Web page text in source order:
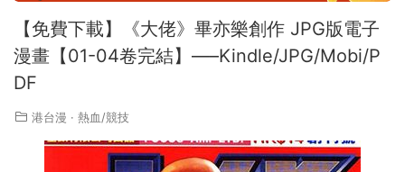
【免費下載】《大佬》畢亦樂創作 JPG版電子
漫畫【01-04卷完結】—–Kindle/JPG/Mobi/P
DF
港台漫 · 熱血/競技